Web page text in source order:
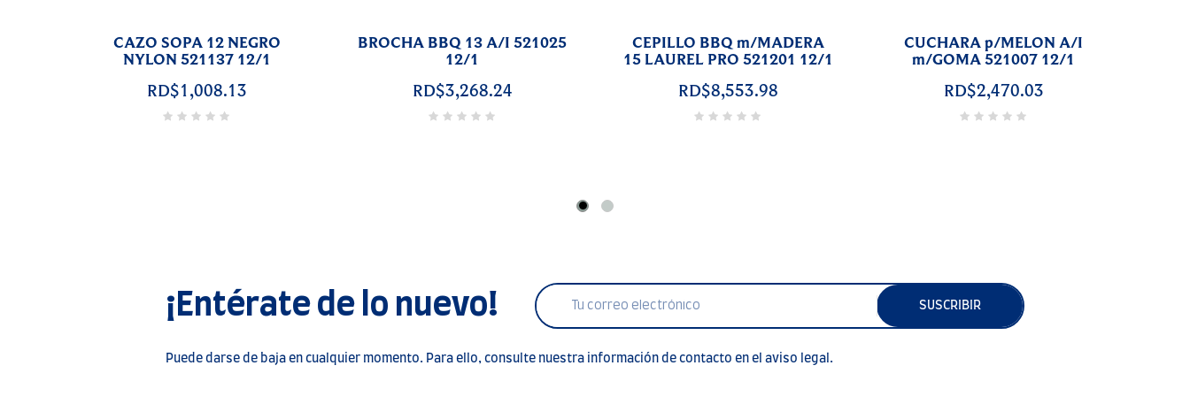
BALANZA DE COCINA
PLASTICO 521023 12/1
RD$5,518.77
ESPATULA PESCADO BBQ
m/MADERA 18 LAUREL PRO
RD$12,054.76
ABRELATAS MARIPOSA
M/PLASTICO BLANCO
RD$3,825.09
CUCHARA PASTA 12 NEGRO
NYLON 521142 12/1
RD$1,008.13
¡Entérate de lo nuevo! SUSCRIBIR
Puede darse de baja en cualquier momento. Para ello, consulte nuestra información de contacto en el aviso legal.